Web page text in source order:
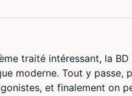
traité intéressant, la
moderne. Tout y
et finalement on